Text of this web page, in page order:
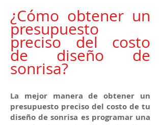
¿Cómo obtener un
presupuesto
preciso del costo
de diseño de
sonrisa?
La mejor manera de obtener un
presupuesto preciso del costo de tu
diseño de sonrisa es programar una